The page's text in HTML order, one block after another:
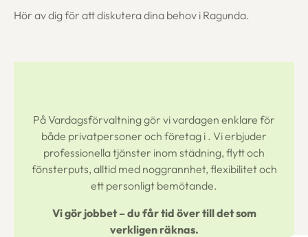
Hör av dig för att diskutera dina behov i Ragunda.
På Vardagsförvaltning gör vi vardagen enklare för
både privatpersoner och företag i . Vi erbjuder
professionella tjänster inom städning, flytt och
fönsterputs, alltid med noggrannhet, flexibilitet och
ett personligt bemötande.
Vi gör jobbet – du får tid över till det som
verkligen räknas.